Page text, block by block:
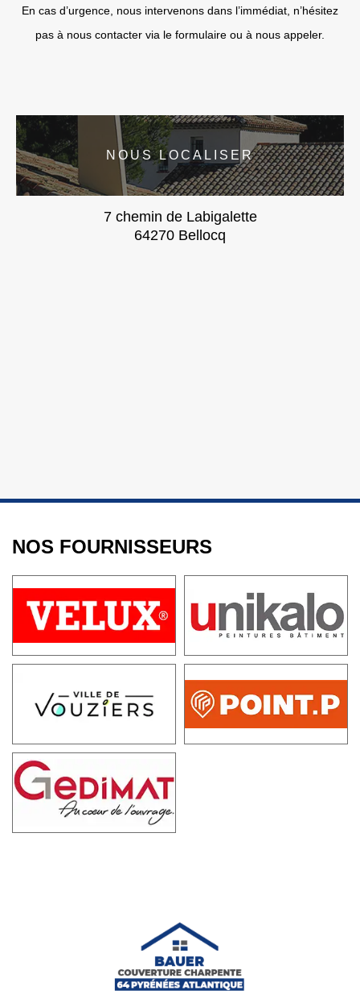
En cas d’urgence, nous intervenons dans l’immédiat, n’hésitez
pas à nous contacter via le formulaire ou à nous appeler.
NOUS LOCALISER
7 chemin de Labigalette
64270 Bellocq
NOS FOURNISSEURS